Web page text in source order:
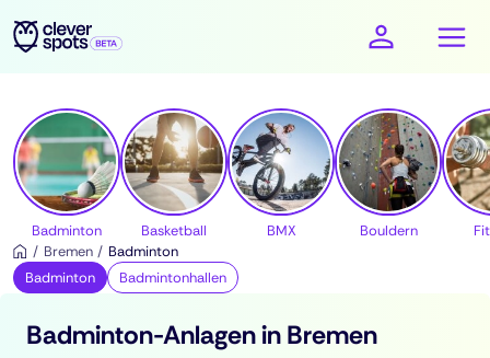
cleverspots - Sport
Badminton Basketball BMX Bouldern
Bremen
Badminton
Badminton
Badmintonhallen
Badminton-Anlagen in Bremen